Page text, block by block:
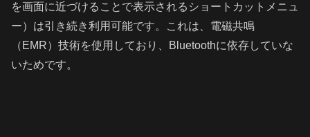
を画面に近づけることで表示されるショートカットメニュ
ー）は引き続き利用可能です。これは、電磁共鳴
（EMR）技術を使用しており、Bluetoothに依存していな
いためです。